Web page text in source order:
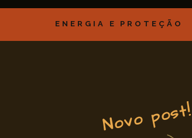
ENERGIA E PROTEÇÃO
Novo post!